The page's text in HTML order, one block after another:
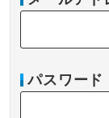
パスワード